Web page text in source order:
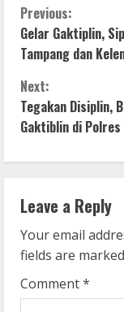
C
o
n
t
i
n
u
e
R
Previous:
Gelar Gaktiplin,
Tampang dan
Next:
Tegakan Disiplin,
Gaktiblin di Polres
Leave a Reply
Your email
fields are marked
Comment*